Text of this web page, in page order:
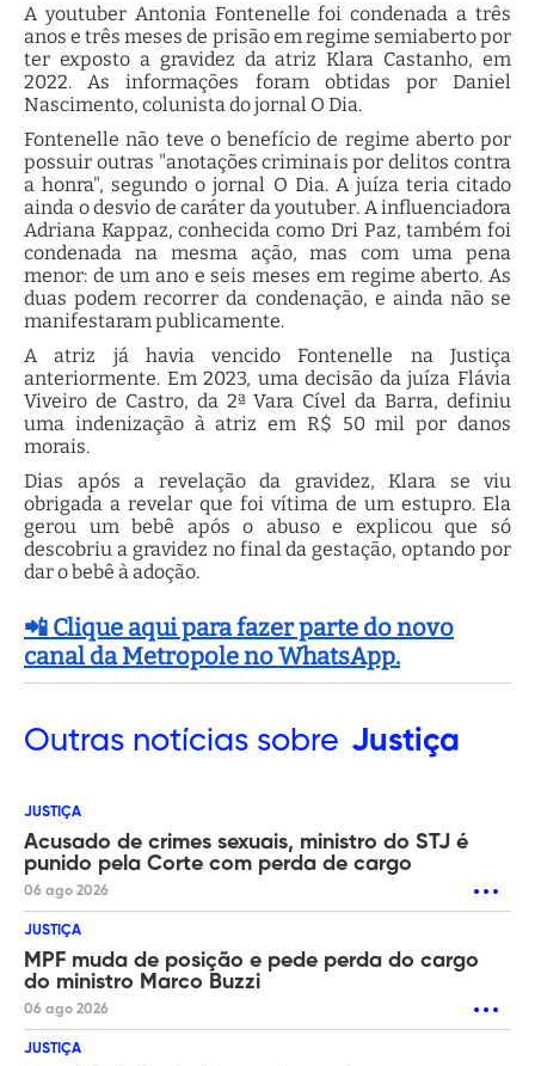
A youtuber Antonia Fontenelle foi condenada a três
anos e três meses de prisão em regime semiaberto por
ter exposto a gravidez da atriz Klara Castanho, em
2022. As informações foram obtidas por Daniel
Nascimento, colunista do jornal O Dia.
Fontenelle não teve o benefício de regime aberto por
possuir outras "anotações criminais por delitos contra
a honra", segundo o jornal O Dia. A juíza teria citado
ainda o desvio de caráter da youtuber. A influenciadora
Adriana Kappaz, conhecida como Dri Paz, também foi
condenada na mesma ação, mas com uma pena
menor: de um ano e seis meses em regime aberto. As
duas podem recorrer da condenação, e ainda não se
manifestaram publicamente.
A atriz já havia vencido Fontenelle na Justiça
anteriormente. Em 2023, uma decisão da juíza Flávia
Viveiro de Castro, da 2ª Vara Cível da Barra, definiu
uma indenização à atriz em R$ 50 mil por danos
morais.
Dias após a revelação da gravidez, Klara se viu
obrigada a revelar que foi vítima de um estupro. Ela
gerou um bebê após o abuso e explicou que só
descobriu a gravidez no final da gestação, optando por
dar o bebê à adoção.
📲 Clique aqui para fazer parte do novo
canal da Metropole no WhatsApp.
Outras notícias sobre Justiça
JUSTIÇA
Acusado de crimes sexuais, ministro do STJ é
punido pela Corte com perda de cargo
06 ago 2026
JUSTIÇA
MPF muda de posição e pede perda do cargo
do ministro Marco Buzzi
06 ago 2026
JUSTIÇA